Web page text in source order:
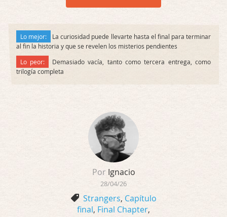
Lo mejor:
La curiosidad puede llevarte hasta el final para terminar
al fin la historia y que se revelen los misterios pendientes
Lo peor:
Demasiado vacía, tanto como tercera entrega, como
trilogía completa
PorIgnacio
28/04/26
Strangers, Capítulo
final, Final Chapter,